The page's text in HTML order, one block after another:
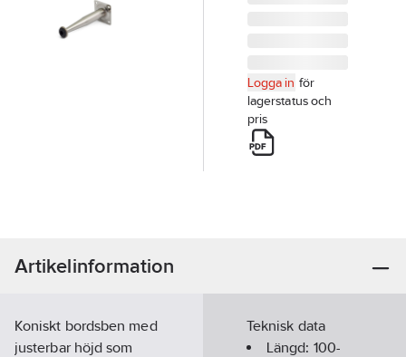
Logga in för
lagerstatus och
pris
Artikelinformation
Koniskt bordsben med
justerbar höjd som
Teknisk data
Längd: 100-